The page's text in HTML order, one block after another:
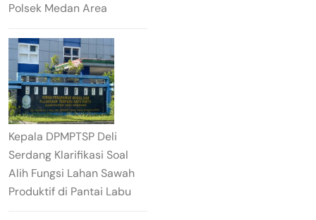
Polsek Medan Area
Kepala DPMPTSP Deli
Serdang Klarifikasi Soal
Alih Fungsi Lahan Sawah
Produktif di Pantai Labu